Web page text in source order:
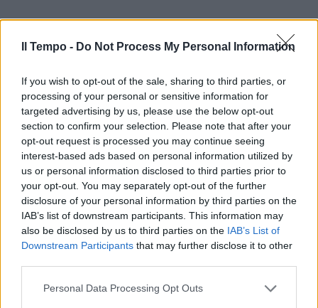
Il Tempo - Do Not Process My Personal Information
If you wish to opt-out of the sale, sharing to third parties, or
processing of your personal or sensitive information for
targeted advertising by us, please use the below opt-out
section to confirm your selection. Please note that after your
opt-out request is processed you may continue seeing
interest-based ads based on personal information utilized by
us or personal information disclosed to third parties prior to
your opt-out. You may separately opt-out of the further
disclosure of your personal information by third parties on the
IAB’s list of downstream participants. This information may
also be disclosed by us to third parties on the IAB’s List of
Downstream Participants that may further disclose it to other
Personal Data Processing Opt Outs